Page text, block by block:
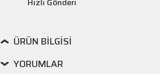
ÜRÜN BILGISI
YORUMLAR